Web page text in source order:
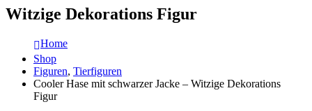
Witzige Dekorations Figur
Home
Shop
Figuren, Tierfiguren
Cooler Hase mit schwarzer Jacke – Witzige Dekorations
Figur